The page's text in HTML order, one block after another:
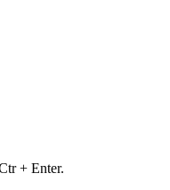
+ Enter.